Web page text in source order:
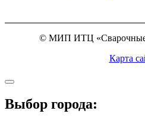
© МИП ИТЦ «Сварочные
Карта
Выбор города: